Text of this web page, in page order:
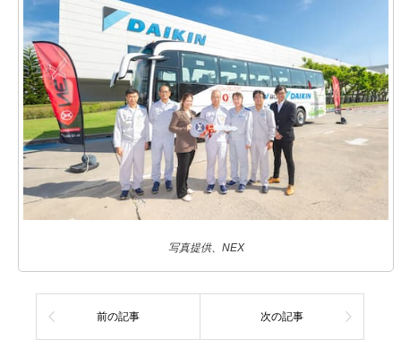
写真提供、NEX
前の記事 次の記事